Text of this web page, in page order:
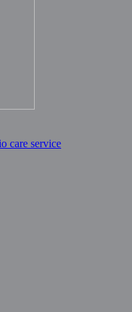
care service